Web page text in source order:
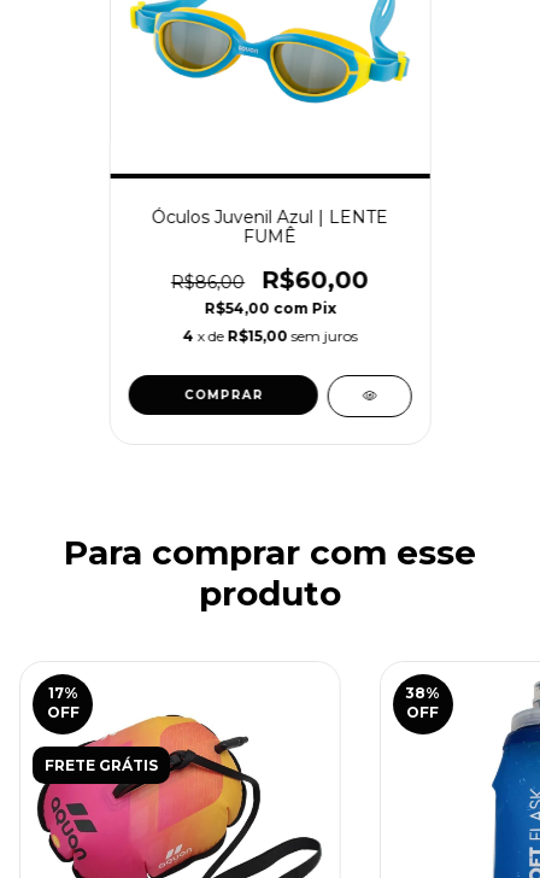
Óculos Juvenil Azul | LENTE
FUMÊ
R$86,00 R$60,00
R$54,00 com Pix
4 x de R$15,00 sem juros
Para comprar com esse
produto
17%
OFF
FRETE GRÁTIS
38%
OFF